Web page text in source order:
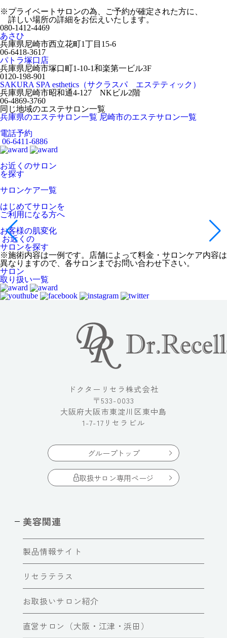
※プライベートサロンの為、ご予約が確定された方に、
詳しい場所の詳細をお伝えいたします。
080-1412-4469
あさひ
兵庫県尼崎市西立花町1丁目15-6
06-6418-3617
パトラ塚口店
兵庫県尼崎市塚口町1-10-1和楽第一ビル3F
0120-198-901
SAKURA SPA esthetics（サクラスパ エステティック）
兵庫県尼崎市昭和通4-127 NKビル2階
06-4869-3760
同じ地域のエステサロン一覧
兵庫県のエステサロン一覧 尼崎市のエステサロン一覧
電話予約
06-6411-6886
お近くのサロン
を探す
サロンケア一覧
はじめてサロンを
ご利用になる方へ
お客様の肌変化
お近くの
サロンを探す
※施術内容は一例です。店舗によって料金・サロンケア内容は
異なりますので、各サロンまでお問い合わせ下さい。
サロン
取り扱い一覧
ドクターリセラ株式会社
〒533-0033
大阪府大阪市東淀川区東中島
1-7-17リセラビル
グループトップ
取扱サロン専用ページ
美容関連
製品情報サイト
リセラテラス
お取扱いサロン紹介
直営サロン（大阪・江津・浜田）